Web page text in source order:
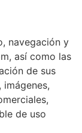
navegación y
así como las
de sus
de uso